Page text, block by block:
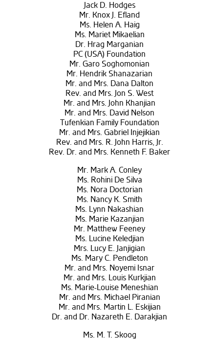
Jack D. Hodges
Mr. Knox J. Efland
Ms. Helen A. Haig
Ms. Mariet Mikaelian
Dr. Hrag Marganian
PC (USA) Foundation
Mr. Garo Soghomonian
Mr. Hendrik Shanazarian
Mr. and Mrs. Dana Dalton
Rev. and Mrs. Jon S. West
Mr. and Mrs. John Khanjian
Mr. and Mrs. David Nelson
Tufenkian Family Foundation
Mr. and Mrs. Gabriel Injejikian
Rev. and Mrs. R. John Harris, Jr.
Rev. Dr. and Mrs. Kenneth F. Baker
Mr. Mark A. Conley
Ms. Rohini De Silva
Ms. Nora Doctorian
Ms. Nancy K. Smith
Ms. Lynn Nakashian
Ms. Marie Kazanjian
Mr. Matthew Feeney
Ms. Lucine Keledjian
Mrs. Lucy E. Janjigian
Ms. Mary C. Pendleton
Mr. and Mrs. Noyemi Isnar
Mr. and Mrs. Louis Kurkjian
Ms. Marie-Louise Meneshian
Mr. and Mrs. Michael Piranian
Mr. and Mrs. Martin L. Eskijian
Dr. and Dr. Nazareth E. Darakjian
Ms. M. T. Skoog